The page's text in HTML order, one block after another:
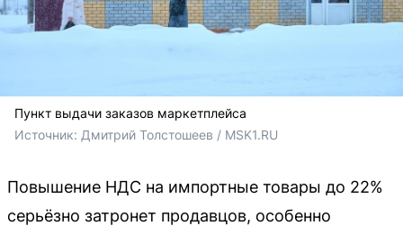
Пункт выдачи заказов маркетплейса
Источник: Дмитрий Толстошеев / MSK1.RU
Повышение НДС на импортные товары до 22%
серьёзно затронет продавцов, особенно